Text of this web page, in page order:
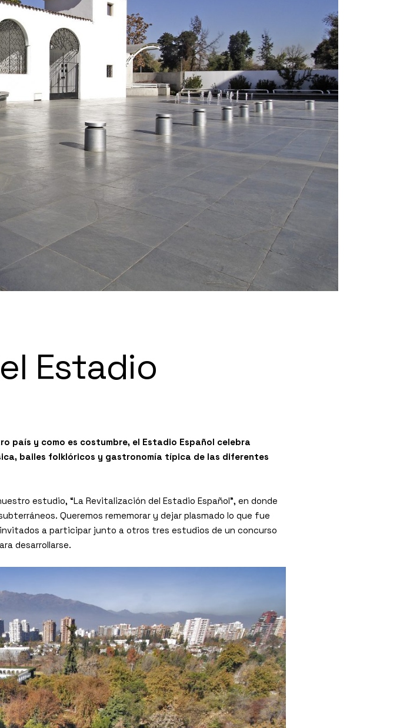
Estadio
país y como es costumbre, el Estadio Español celebra
bailes folklóricos y gastronomía típica de las diferentes
estudio, “La Revitalización del Estadio Español”, en donde
Queremos rememorar y dejar plasmado lo que fue
a participar junto a otros tres estudios de un concurso
desarrollarse.